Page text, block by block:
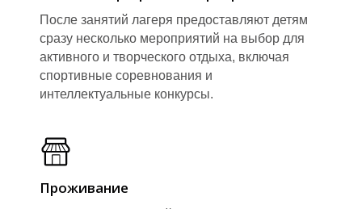
П
После занятий лагеря предоставляют детям
сразу несколько мероприятий на выбор для
активного и творческого отдыха, включая
спортивные соревнования и
интеллектуальные конкурсы.
Проживание
П